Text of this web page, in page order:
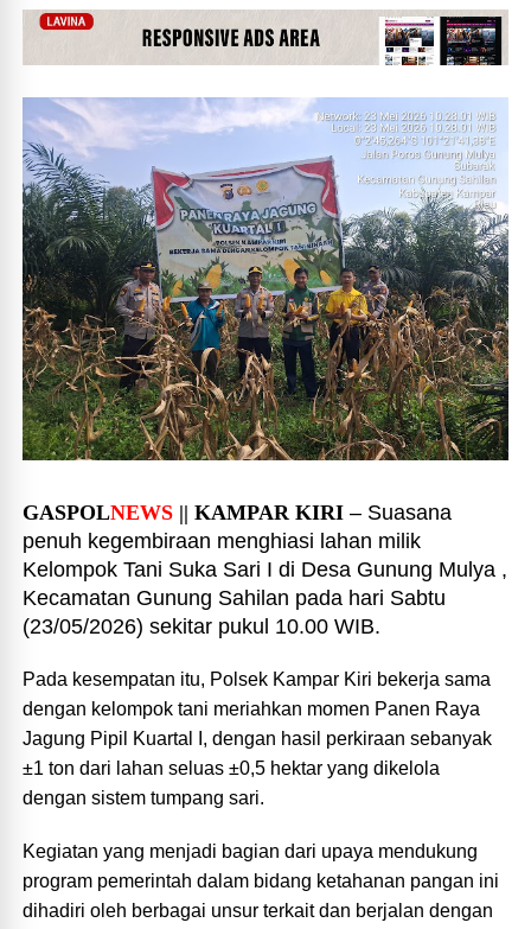
GASPOLNEWS || KAMPAR KIRI– Suasana
penuh kegembiraan menghiasi lahan milik
Kelompok Tani Suka Sari I di Desa Gunung Mulya ,
Kecamatan Gunung Sahilan pada hari Sabtu
(23/05/2026) sekitar pukul 10.00 WIB.
Pada kesempatan itu, Polsek Kampar Kiri bekerja sama
dengan kelompok tani meriahkan momen Panen Raya
Jagung Pipil Kuartal I, dengan hasil perkiraan sebanyak
±1 ton dari lahan seluas ±0,5 hektar yang dikelola
dengan sistem tumpang sari.
Kegiatan yang menjadi bagian dari upaya mendukung
program pemerintah dalam bidang ketahanan pangan ini
dihadiri oleh berbagai unsur terkait dan berjalan dengan